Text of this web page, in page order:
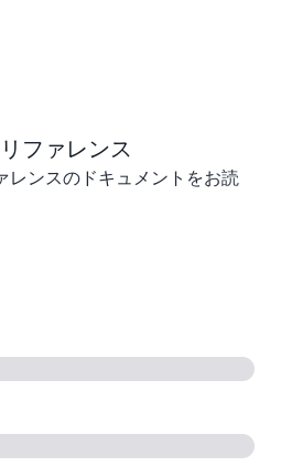
ファレンス
レンスのドキュメントをお読